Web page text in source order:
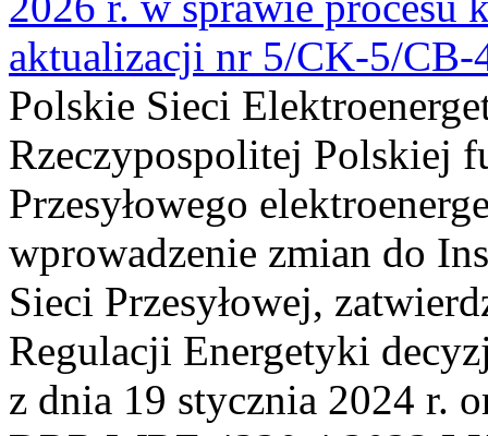
aktualizacji nr 5/CK-5/CB-
Polskie Sieci
Rzeczypospolitej Polskiej
Przesyłowego
wprowadzenie zmian do
Sieci Przesyłowej,
Regulacji Energetyki
z dnia 19 stycznia 2024 r.